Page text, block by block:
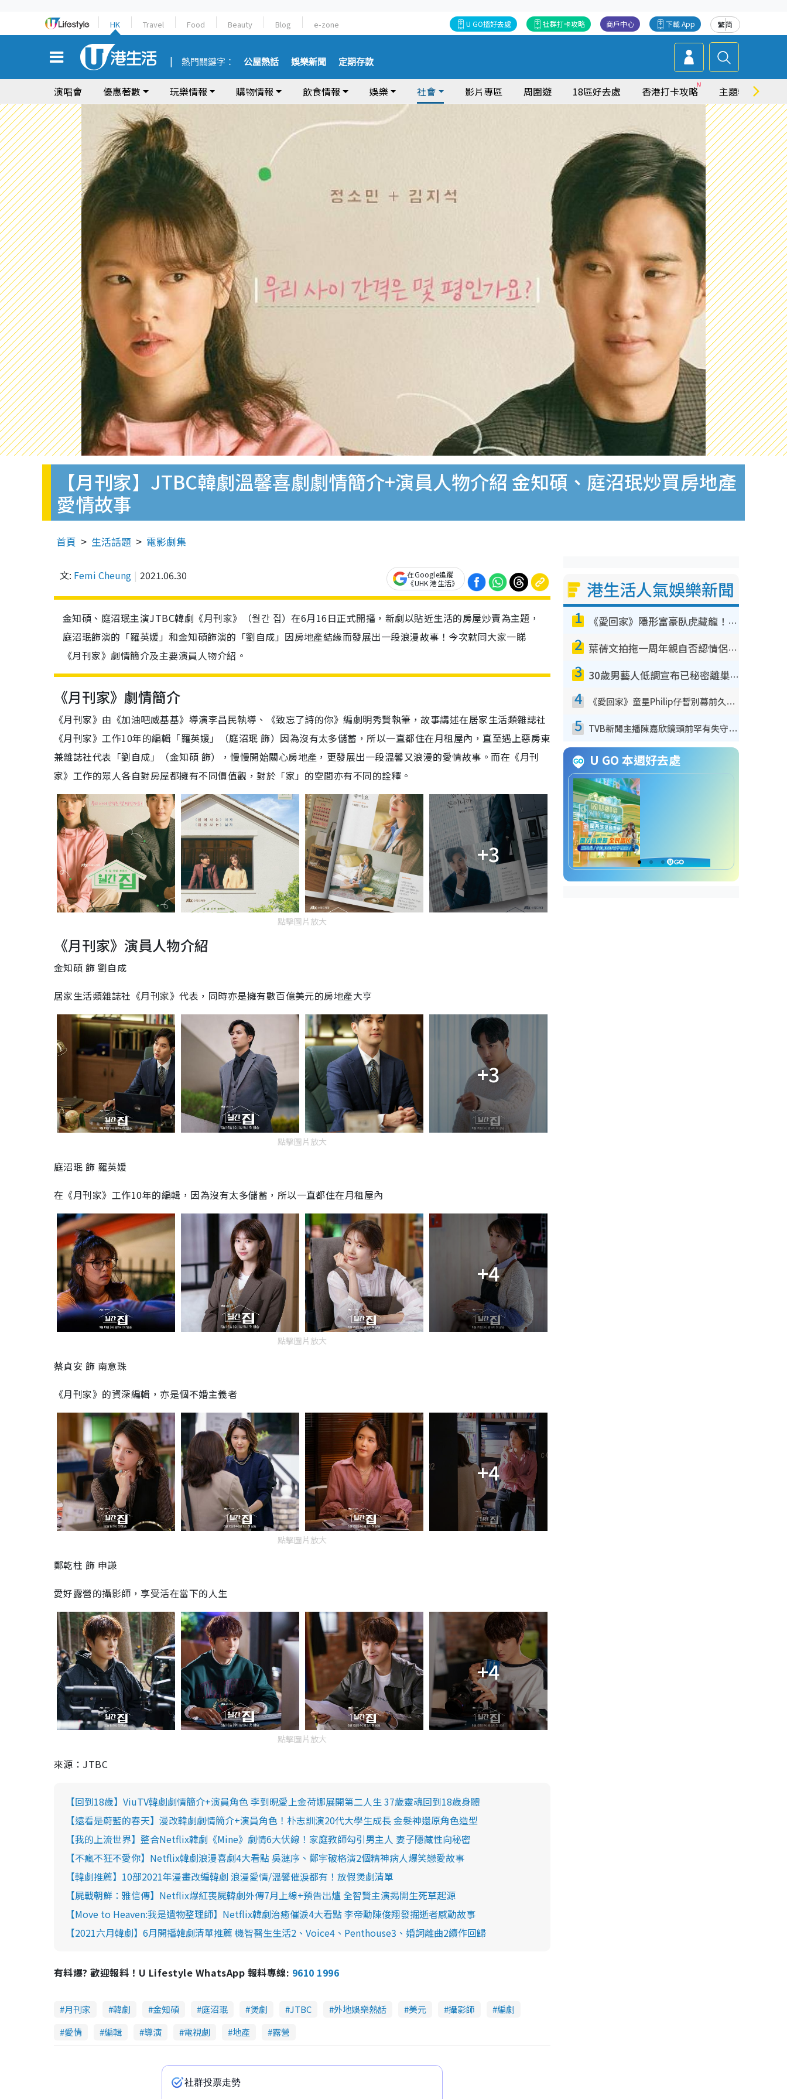
HK Travel Food Beauty Blog e-zone 繁简
下載 App
商戶中心
社群打卡攻略
U GO搵好去處
熱門關鍵字： 公屋熱話 娛樂新聞 定期存款
演唱會 優惠著數 玩樂情報 購物情報 飲食情報 娛樂 社會 影片專區 周圍遊 18區好去處 香港打卡攻略 主題特集
【月刊家】JTBC韓劇溫馨喜劇劇情簡介+演員人物介紹 金知碩、庭沼珉炒買房地產
愛情故事
首頁 生活話題 電影劇集
文: Femi Cheung 2021.06.30
在Google追蹤
《UHK 港生活》
金知碩、庭沼珉主演JTBC韓劇《月刊家》（월간 집）在6月16日正式開播，新劇以貼近生活的房屋炒賣為主題，
庭沼珉飾演的「羅英媛」和金知碩飾演的「劉自成」因房地產結緣而發展出一段浪漫故事！今次就同大家一睇
《月刊家》劇情簡介及主要演員人物介紹。
《月刊家》劇情簡介
《月刊家》由《加油吧威基基》導演李昌民執導、《致忘了詩的你》編劇明秀賢執筆，故事講述在居家生活類雜誌社
《月刊家》工作10年的編輯「羅英媛」（庭沼珉 飾） 因為沒有太多儲蓄，所以一直都住在月租屋內，直至遇上惡房東
兼雜誌社代表「劉自成」（金知碩 飾），慢慢開始關心房地產，更發展出一段溫馨又浪漫的愛情故事。而在《月刊
家》工作的眾人各自對房屋都擁有不同價值觀，對於「家」的空間亦有不同的詮釋。
+3
點擊圖片放大
《月刊家》演員人物介紹
金知碩 飾 劉自成
居家生活類雜誌社《月刊家》代表，同時亦是擁有數百億美元的房地產大亨
+3
點擊圖片放大
庭沼珉 飾 羅英媛
在《月刊家》 工作10年的編輯， 因為沒有太多儲蓄，所以一直都住在月租屋內
+4
點擊圖片放大
蔡貞安 飾 南意珠
《月刊家》的資深編輯，亦是個不婚主義者
+4
點擊圖片放大
鄭乾柱 飾 申謙
愛好露營的攝影師，享受活在當下的人生
+4
點擊圖片放大
來源：JTBC
【回到18歲】ViuTV韓劇劇情簡介+演員角色 李到晛愛上金荷娜展開第二人生 37歲靈魂回到18歲身體
【遠看是蔚藍的春天】漫改韓劇劇情簡介+演員角色！朴志訓演20代大學生成長 金髮神還原角色造型
【我的上流世界】整合Netflix韓劇《Mine》劇情6大伏線！家庭教師勾引男主人 妻子隱藏性向秘密
【不瘋不狂不愛你】Netflix韓劇浪漫喜劇4大看點 吳漣序、鄭宇破格演2個精神病人爆笑戀愛故事
【韓劇推薦】10部2021年漫畫改編韓劇 浪漫愛情/溫馨催淚都有！放假煲劇清單
【屍戰朝鮮：雅信傳】Netflix爆紅喪屍韓劇外傳7月上線+預告出爐 全智賢主演揭開生死草起源
【Move to Heaven:我是遺物整理師】Netflix韓劇治癒催淚4大看點 李帝勳陳俊翔發掘逝者感動故事
【2021六月韓劇】6月開播韓劇清單推薦 機智醫生生活2、Voice4、Penthouse3、婚詞離曲2續作回歸
有料爆? 歡迎報料！U Lifestyle WhatsApp 報料專線: 9610 1996
月刊家 韓劇 金知碩 庭沼珉 煲劇 JTBC 外地娛樂熱話 美元 攝影師
編劇
愛情
編輯 導演 電視劇 地產 露營
港生活人氣娛樂新聞
1 《愛回家》隱形富豪臥虎藏龍！盤點12位財氣逼人的有錢藝人：呢位靚女3億身家唔憂做
2 葉蒨文拍拖一周年親自否認情侶關係？！被質疑感情造假竟稱GM「普通同事」
3 30歲男藝人低調宣布已秘密離巢！人氣急跌變失蹤人口︰「這幾年過得並不容易」
4 《愛回家》童星Philip仔暫別幕前久違現身！15歲近況暴風長高蛻變帥氣少男
5 TVB新聞主播陳嘉欣鏡頭前罕有失守！遭林超英一句說話突襲嚇親當場大笑
U GO 本週好去處